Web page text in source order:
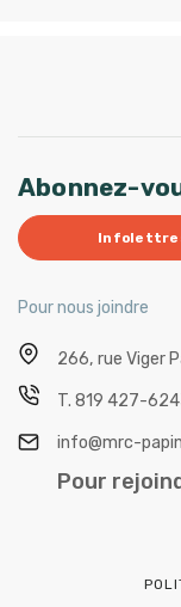
Abonnez-
Pour nous joindre
266, rue Viger
T. 819 427-
info@mrc-
Pour